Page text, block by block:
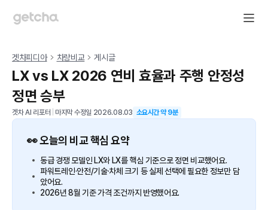
겟차피디아 차량비교 게시글
LX vs LX 2026 연비 효율과 주행 안정성
정면 승부
겟차 AI 리포터 마지막 수정일 2026.08.03 소요시간 약9분
👀 오늘의 비교 핵심 요약
동급 경쟁 모델인 LX와 LX를 핵심 기준으로 정면 비교했어요.
파워트레인·안전/기술·차체 크기 등 실제 선택에 필요한 정보만 담
았어요.
2026년 8월 기준 가격 조건까지 반영했어요.